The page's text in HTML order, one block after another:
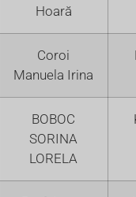
Hoară
Coroi
Manuela Irina
BOBOC
SORINA
LORELA